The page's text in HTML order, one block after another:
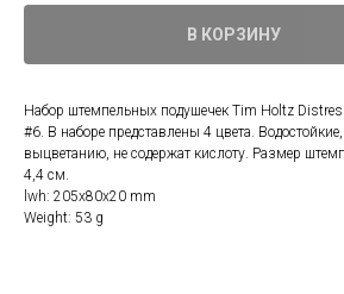
В КОРЗИНУ
Набор штемпельных подушечек Tim Holtz
#6. В наборе представлены 4 цвета.
выцветанию, не содержат кислоту. Размер
4,4 см.
lwh: 205x80x20 mm
Weight: 53 g